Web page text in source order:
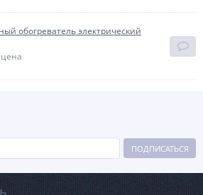
обогреватель электрический
ПОДПИСАТЬСЯ